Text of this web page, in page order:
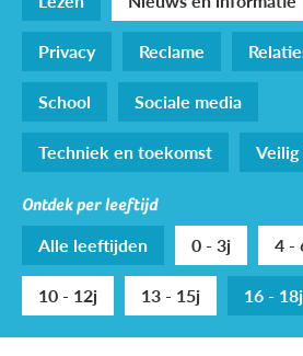
Privacy
Reclame
School
Sociale media
Techniek en toekomst
Ontdek per leeftijd
Alle leeftijden 0 - 3j 4 -
10 - 12j
13 - 15j 16 - 18j